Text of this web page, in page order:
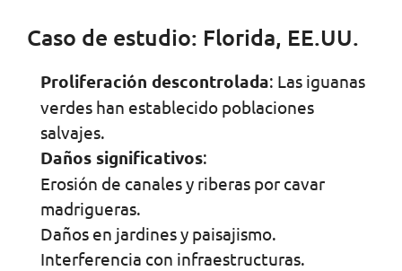
Caso de estudio: Florida, EE.UU.
Proliferación descontrolada: Las iguanas
verdes han establecido poblaciones
salvajes.
Daños significativos:
Erosión de canales y riberas por cavar
madrigueras.
Daños en jardines y paisajismo.
Interferencia con infraestructuras.